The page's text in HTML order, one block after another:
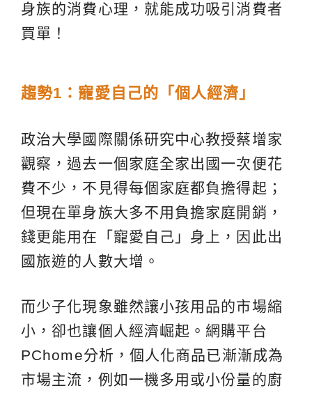
身族的消費心理，就能成功吸引消費者
買單！
趨勢1：寵愛自己的「個人經濟」
政治大學國際關係研究中心教授蔡增家
觀察，過去一個家庭全家出國一次便花
費不少，不見得每個家庭都負擔得起；
但現在單身族大多不用負擔家庭開銷，
錢更能用在「寵愛自己」身上，因此出
國旅遊的人數大增。
而少子化現象雖然讓小孩用品的市場縮
小，卻也讓個人經濟崛起。網購平台
PChome分析，個人化商品已漸漸成為
市場主流，例如一機多用或小份量的廚